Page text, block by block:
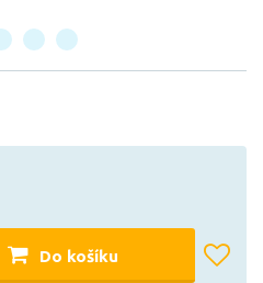
Do košíku